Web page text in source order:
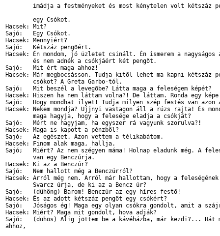
imádja a festményeket és most kénytelen volt kétszáz
        egy Csókot.
Hacsek: Mit?
Sajó:   Egy Csókot.
Hacsek: Mennyiért?
Sajó:   Kétszáz pengõért.
Hacsek: Én mondom, jó üzletet csinált. Én ismerem a nagyságos
        és nem adnék a csókjáért két pengõt.
Sajó:   Mit ért maga ahhoz!
Hacsek: Már megbocsásson. Tudja kitõl lehet ma kapni kétszáz
        csókot? A Greta Garbo-tól.
Sajó:   Mit beszél a levegõbe? Látta maga a feleségem képét?
Hacsek: Hiszen ha nem láttam volna?! De láttam. Ronda egy
Sajó:   Hogy mondhat ilyet! Tudja milyen szép festés van azon
Hacsek: Nekem mondja? Ujjnyi vastagon áll a rúzs rajta! És
        maga hagyja, hogy a felesége eladja a csókját?
Sajó:   Mért ne hagyjam, ha egyszer rá vagyunk szorulva?!
Hacsek: Maga is kapott a pénzbõl?
Sajó;   Az egészet. Azon vettem a télikabátom.
Hacsek: Finom alak maga, hallja.
Sajó;   Miért? Az nem szégyen máma! Holnap eladunk még. A
        van egy Benczúrja.
Hacsek: Ki az a Benczúr?
Sajó:   Nem hallott még a Benczúrról?
Hacsek: Arról még nem. Arról már hallottam, hogy a feleségének
        Svarcz úrja, de ki az a Bencz úr?
Sajó:   (dühöng) Barom! Benczúr az egy híres festõ!
Hacsek: És az adott kétszáz pengõt egy csókért?
Sajó:   Jóságos ég! Maga egy olyan csókra gondolt, amit a
Hacsek: Miért? Maga mit gondolt, hova adják?
Sajó:   (dühös) Alig jöttem be a kávéházba, már kezdi?... Hát
ahhoz,